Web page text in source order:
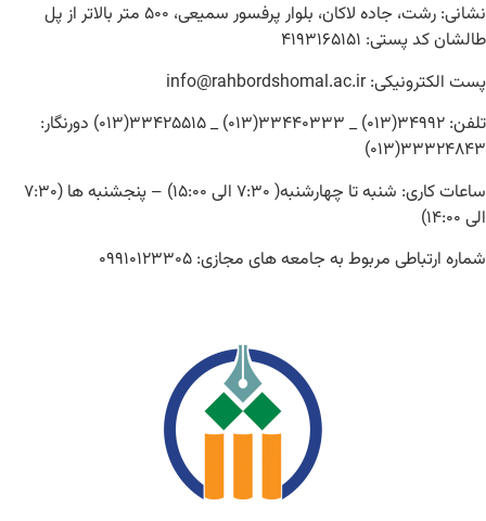
نشانی: رشت، جاده لاکان، بلوار پرفسور سمیعی، ۵۰۰ متر بالاتر از پل
طالشان کد پستی: ۴۱۹۳۱۶۵۱۵۱
پست الکترونیکی: info@rahbordshomal.ac.ir
تلفن: ۳۴۹۹۲(۰۱۳) _ ۳۳۴۴۰۳۳۳(۰۱۳) _ ۳۳۴۲۵۵۱۵(۰۱۳) دورنگار:
۳۳۳۲۴۸۴۳(۰۱۳)
ساعات کاری: شنبه تا چهارشنبه( ۷:۳۰ الی ۱۵:۰۰) – پنجشنبه ها (۷:۳۰
الی ۱۴:۰۰)
شماره ارتباطی مربوط به جامعه های مجازی: ۰۹۹۱۰۱۲۳۳۰۵